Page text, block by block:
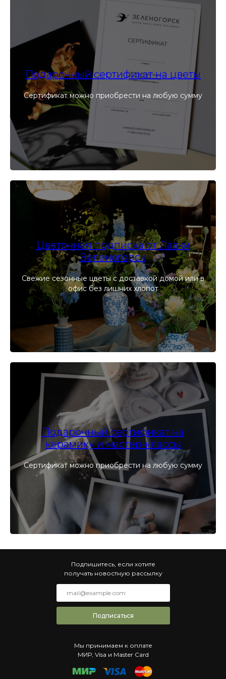
Подарочный сертификат на цветы
Сертификат можно приобрести на любую сумму
Цветочная подписка от Лавки
Зеленогорск
Свежие сезонные цветы с доставкой домой или в
офис без лишних хлопот
Подарочный сертификат на
керамику и мастер-классы
Сертификат можно приобрести на любую сумму
Мы принимаем к оплате
МИР, Visa и Master Card
Подписаться
Подпишитесь, если хотите
получать новостную рассылку